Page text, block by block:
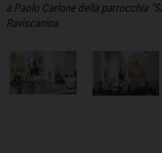
a Paolo Carlone della parrocchia
Raviscanina